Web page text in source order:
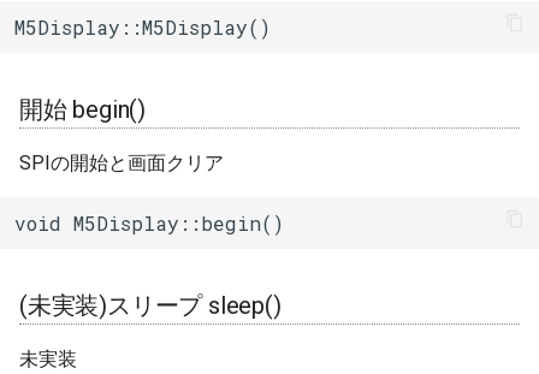
drawBitmap()
Bitmap描画(16bit+透過色)
drawBitmap()
中国語フォントロード
テキスト折返し設定
setTextWrap()
BLECharacteristicCallbacks
BLECharacteristicMap
BLEClient
BLEClientCallbacks
BLEDescriptorCallbacks 環境センサー
タイマー(timer)
タッチセンサー(touch)
低レベルUART(uart)
その他関数群
sigmadelta
Esp32
SD SPI Host
シグマデルタ変調
タイマー
M5Display::M5Display()
開始 begin()
SPIの開始と画面クリア
void M5Display::begin()
(未実装)スリープ sleep()
未実装